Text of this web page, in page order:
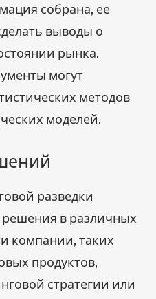
собрана, ее
выводы о
рынка.
могут
методов
моделей.
разведки
в различных
компании, таких
продуктов,
стратегии или